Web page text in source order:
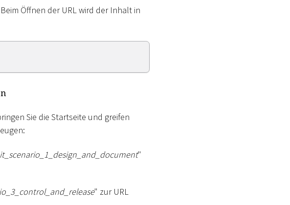
Öffnen der URL wird der Inhalt in
Sie die Startseite und greifen
design_and_document"
_ control_and_release" zur URL